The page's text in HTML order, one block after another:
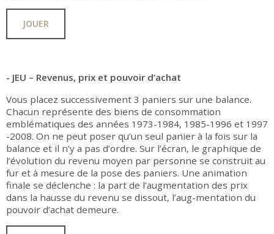
JOUER
- JEU – Revenus, prix et pouvoir d’achat
Vous placez successivement 3 paniers sur une balance.
Chacun représente des biens de consommation
emblématiques des années 1973-1984, 1985-1996 et 1997
-2008. On ne peut poser qu’un seul panier à la fois sur la
balance et il n’y a pas d’ordre. Sur l’écran, le graphique de
l’évolution du revenu moyen par personne se construit au
fur et à mesure de la pose des paniers. Une animation
finale se déclenche : la part de l’augmentation des prix
dans la hausse du revenu se dissout, l’aug-mentation du
pouvoir d’achat demeure.